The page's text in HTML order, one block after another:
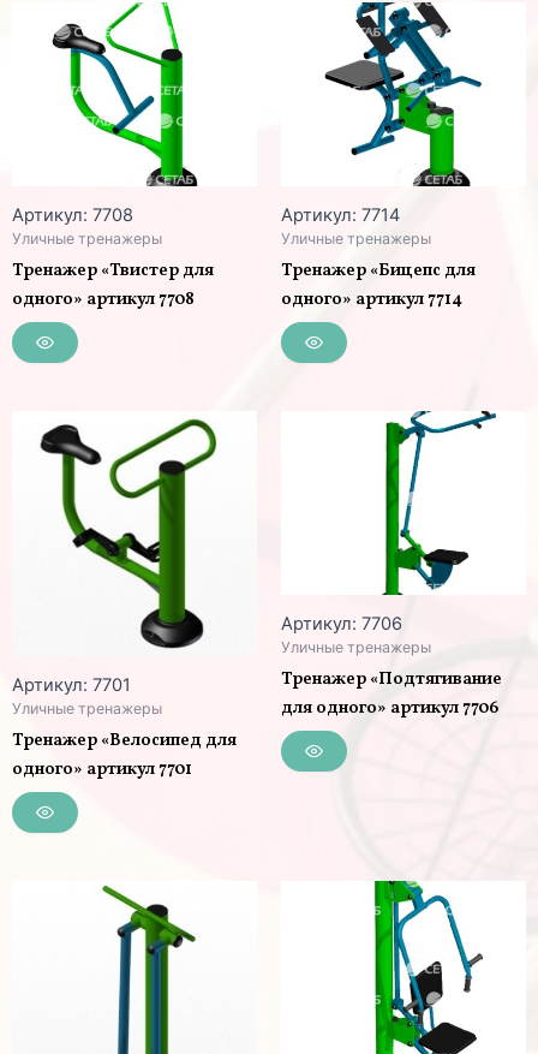
Артикул: 7708
Уличные тренажеры
Тренажер «Твистер для
одного» артикул 7708
Артикул: 7714
Уличные тренажеры
Тренажер «Бицепс для
одного» артикул 7714
Артикул: 7701
Уличные тренажеры
Тренажер «Велосипед для
одного» артикул 7701
Артикул: 7706
Уличные тренажеры
Тренажер «Подтягивание
для одного» артикул 7706